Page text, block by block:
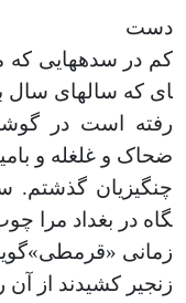
دست
کم در سده­هایی که
ای که سال­های سال
رفته است در
ضحاک و غلغله و
چنگیزیان گذشتم.
گاه در بغداد مرا
زمانی
زنجیر کشیدند از آن